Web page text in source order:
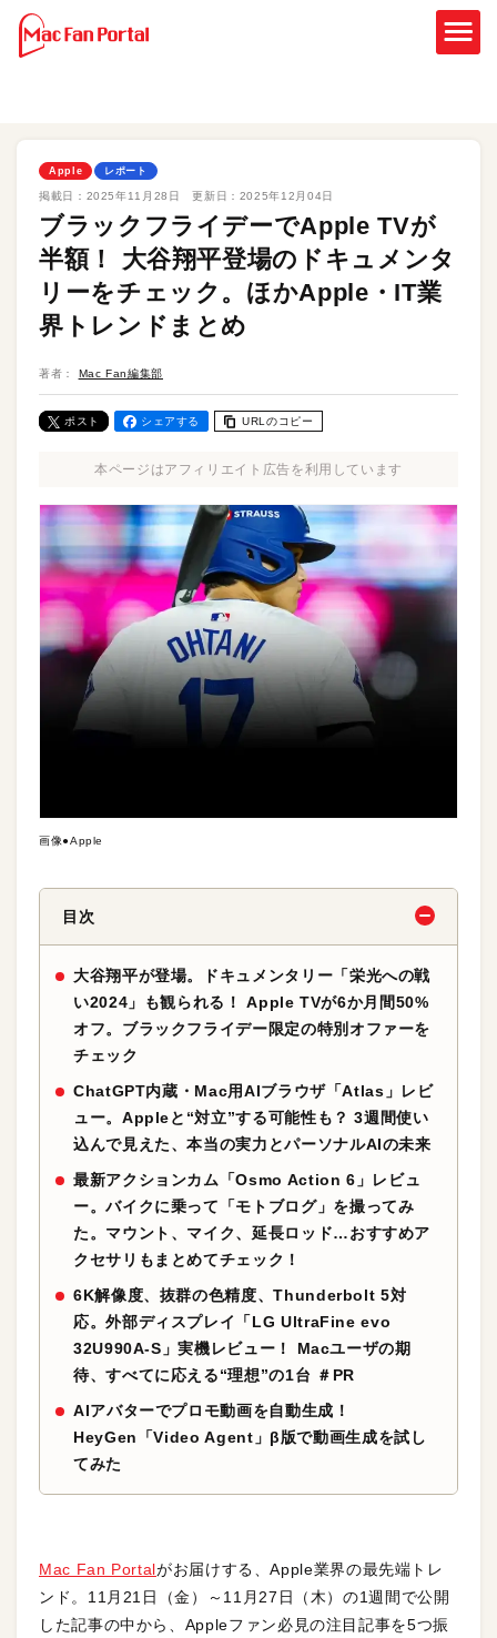
Apple レポート
掲載日： 2025年11月28日 更新日： 2025年12月04日
ブラックフライデーでApple TVが
半額！ 大谷翔平登場のドキュメンタ
リーをチェック。ほかApple・IT業
界トレンドまとめ
著者： Mac Fan編集部
ポスト シェアする URLのコピー
本ページはアフィリエイト広告を利用しています
画像●Apple
目次
大谷翔平が登場。ドキュメンタリー「栄光への戦
い2024」も観られる！ Apple TVが6か月間50%
オフ。ブラックフライデー限定の特別オファーを
チェック
ChatGPT内蔵・Mac用AIブラウザ「Atlas」レビ
ュー。Appleと“対立”する可能性も？ 3週間使い
込んで見えた、本当の実力とパーソナルAIの未来
最新アクションカム「Osmo Action 6」レビュ
ー。バイクに乗って「モトブログ」を撮ってみ
た。マウント、マイク、延長ロッド…おすすめア
クセサリもまとめてチェック！
6K解像度、抜群の色精度、Thunderbolt 5対
応。外部ディスプレイ「LG UltraFine evo
32U990A-S」実機レビュー！ Macユーザの期
待、すべてに応える“理想”の1台 ＃PR
AIアバターでプロモ動画を自動生成！
HeyGen「Video Agent」β版で動画生成を試し
てみた
Mac Fan Portalがお届けする、Apple業界の最先端トレ
ンド。11月21日（金）～11月27日（木）の1週間で公開
した記事の中から、Appleファン必見の注目記事を5つ振